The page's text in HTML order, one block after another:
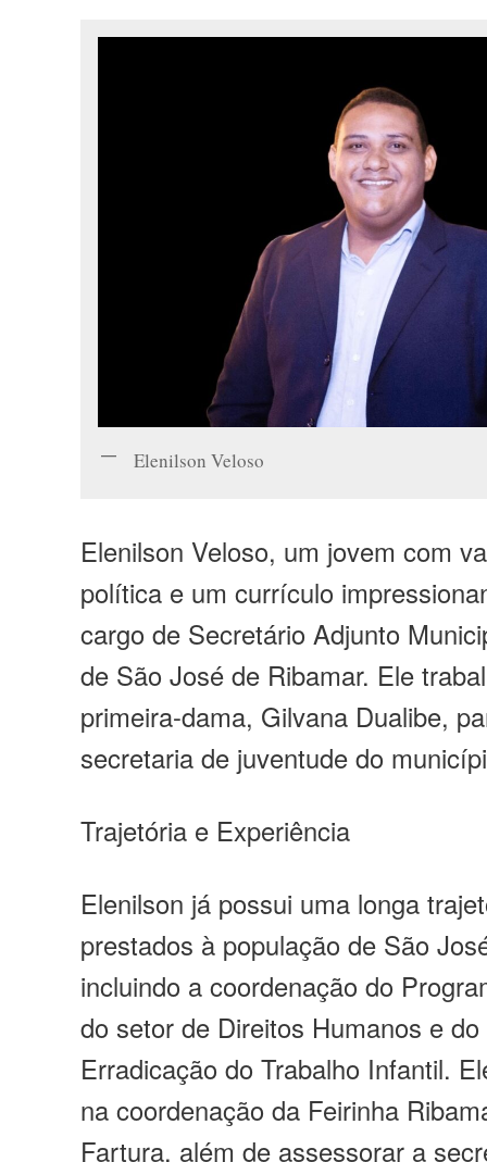
Elenilson Veloso
Elenilson Veloso, um jovem com
política e um currículo
cargo de Secretário Adjunto
de São José de Ribamar. Ele
primeira-dama, Gilvana Dualibe,
secretaria de juventude do
Trajetória e Experiência
Elenilson já possui uma longa
prestados à população de São
incluindo a coordenação do
do setor de Direitos Humanos e
Erradicação do Trabalho Infantil.
na coordenação da Feirinha
Fartura, além de assessorar a